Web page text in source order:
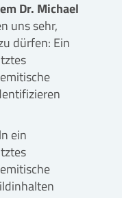
Dr. Michael
uns sehr,
dürfen: Ein
ein